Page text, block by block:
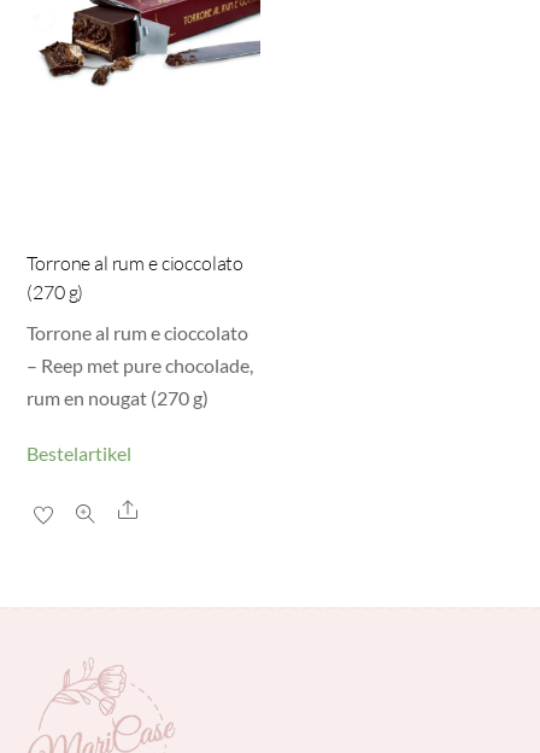
Torrone al rum e cioccolato
(270 g)
Torrone al rum e cioccolato
– Reep met pure chocolade,
rum en nougat (270 g)
Bestelartikel
Share